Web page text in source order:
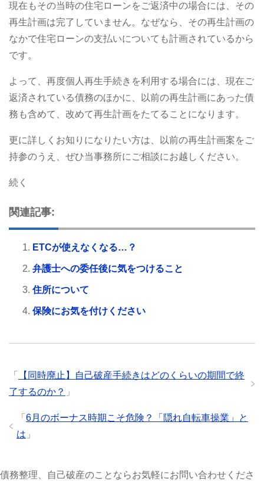
現在もその当時の住宅ローンをご返済中の場合には、その
再生計画は完了していません。なぜなら、その再生計画の
なかで住宅ローンの支払いについても計画されているから
です。
よって、再度個人再生手続きを利用する場合には、現在ご
返済されている債務のほかに、以前の再生計画にあった債
務も含めて、改めて再生計画をたてることになります。
更に詳しくお知りになりたい方は、以前の再生計画案をご
持参のうえ、ぜひ当事務所にご相談にお越しください。
続く
関連記事:
ETCが使えなくなる…？
弁護士への委任後に気をつけること
住所について
保険にお気を付けください
「
【同時廃止】自己破産手続きはどのくらいの期間で終
了するのか？ 」
「 6月のボーナス時期こそ危険？「隠れ自転車操業」と
は 」
債務整理、自己破産のことならお気軽にお問い合わせくださ